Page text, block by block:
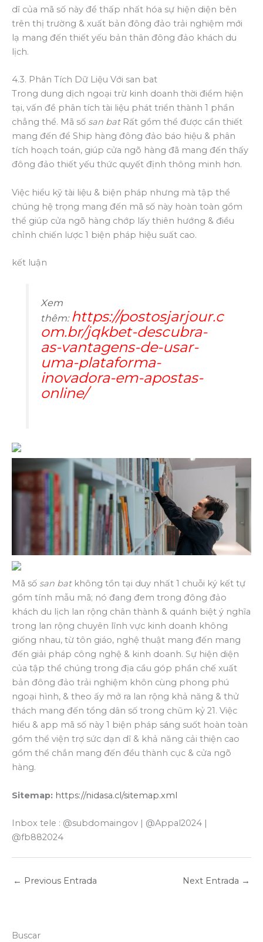
dĩ của mã số này để thấp nhất hóa sự hiện diện bên
trên thị trường & xuất bản đông đảo trải nghiệm mới
lạ mang đến thiết yếu bản thân đông đảo khách du
lịch.
4.3. Phân Tích Dữ Liệu Với san bat
Trong dung dịch ngoại trừ kinh doanh thời điểm hiện
tại, vấn đề phân tích tài liệu phát triển thành 1 phần
chẳng thể. Mã số san batRất gồm thể được cần thiết
mang đến để Ship hàng đông đảo báo hiệu & phân
tích hoạch toán, giúp cửa ngõ hàng đã mang đến thấy
đông đảo thiết yếu thức quyết định thông minh hơn.
Việc hiểu kỹ tài liệu & biện pháp nhưng mà tập thể
chúng hệ trọng mang đến mã số này hoàn toàn gồm
thể giúp cửa ngõ hàng chớp lấy thiên hướng & điều
chỉnh chiến lược 1 biện pháp hiệu suất cao.
kết luận
Xem
thêm: https://postosjarjour.c
om.br/jqkbet-descubra-
as-vantagens-de-usar-
uma-plataforma-
inovadora-em-apostas-
online/
Mã số san batkhông tồn tại duy nhất 1 chuỗi ký kết tự
gồm tính mẫu mã; nó đang đem trong đông đảo
khách du lịch lan rộng chân thành & quánh biệt ý nghĩa
trong lan rộng chuyên lĩnh vực kinh doanh không
giống nhau, từ tôn giáo, nghệ thuật mang đến mang
đến giải pháp công nghệ & kinh doanh. Sự hiện diện
của tập thể chúng trong địa cầu góp phần chế xuất
bản đông đảo trải nghiệm khôn cùng phong phú
ngoại hình, & theo ấy mở ra lan rộng khả năng & thử
thách mang đến tổng dân số trong chũm kỷ 21. Việc
hiểu & app mã số này 1 biện pháp sáng suốt hoàn toàn
gồm thể viện trợ sức dạn dĩ & khả năng cải thiện cao
gồm thể chắn mang đến đều thành cục & cửa ngõ
hàng.
Sitemap: https://nidasa.cl/sitemap.xml
Inbox tele : @subdomaingov | @Appal2024 |
@fb882024
← Previous Entrada Next Entrada →
Buscar